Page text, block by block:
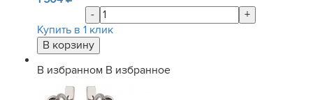
-
+
Купить в 1 клик
В избранном В избранное